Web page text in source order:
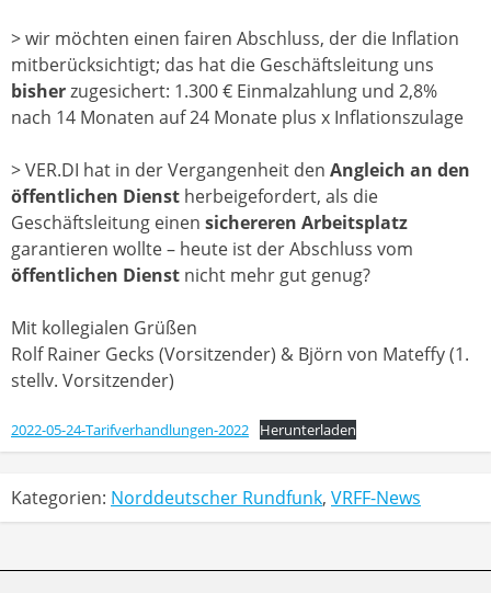
> wir möchten einen fairen Abschluss, der die Inflation
mitberücksichtigt; das hat die Geschäftsleitung uns
bisherzugesichert: 1.300 € Einmalzahlung und 2,8%
nach 14 Monaten auf 24 Monate plus x Inflationszulage
> VER.DI hat in der Vergangenheit den Angleich an den
öffentlichen Dienst herbeigefordert, als die
Geschäftsleitung einen sichereren Arbeitsplatz
garantieren wollte – heute ist der Abschluss vom
öffentlichen Dienst nicht mehr gut genug?
Mit kollegialen Grüßen
Rolf Rainer Gecks (Vorsitzender) & Björn von Mateffy (1.
stellv. Vorsitzender)
2022-05-24-Tarifverhandlungen-2022 Herunterladen
Kategorien: Norddeutscher Rundfunk, VRFF-News